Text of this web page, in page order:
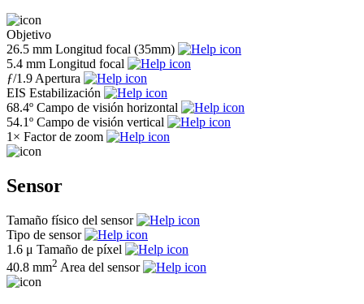
Objetivo
26.5 mm Longitud focal (35mm)
5.4 mm Longitud focal
ƒ/1.9 Apertura
EIS Estabilización
68.4º Campo de visión horizontal
54.1º Campo de visión vertical
1× Factor de zoom
Sensor
Tamaño físico del sensor
Tipo de sensor
1.6 μ Tamaño de píxel
40.8 mm2 Area del sensor